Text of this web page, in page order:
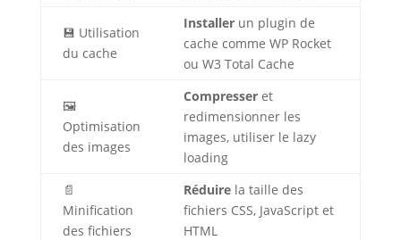
💾 Utilisation
du cache
Installerun plugin de
cache comme WP Rocket
ou W3 Total Cache
🖼️
Optimisation
des images
Compresseret
redimensionner les
images, utiliser le lazy
loading
📄
Minification
des fichiers
Réduirela taille des
fichiers CSS, JavaScript et
HTML